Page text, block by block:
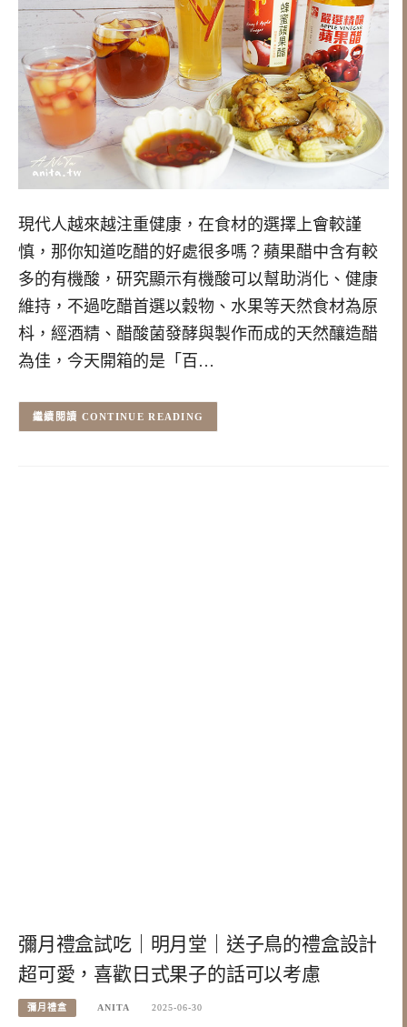
現代人越來越注重健康，在食材的選擇上會較謹
慎，那你知道吃醋的好處很多嗎？蘋果醋中含有較
多的有機酸，研究顯示有機酸可以幫助消化、健康
維持，不過吃醋首選以穀物、水果等天然食材為原
枓，經酒精、醋酸菌發酵與製作而成的天然釀造醋
為佳，今天開箱的是「百…
CONTINUE READING
彌月禮盒試吃｜明月堂｜送子鳥的禮盒設計
超可愛，喜歡日式果子的話可以考慮
彌月禮盒 ANITA 2025-06-30